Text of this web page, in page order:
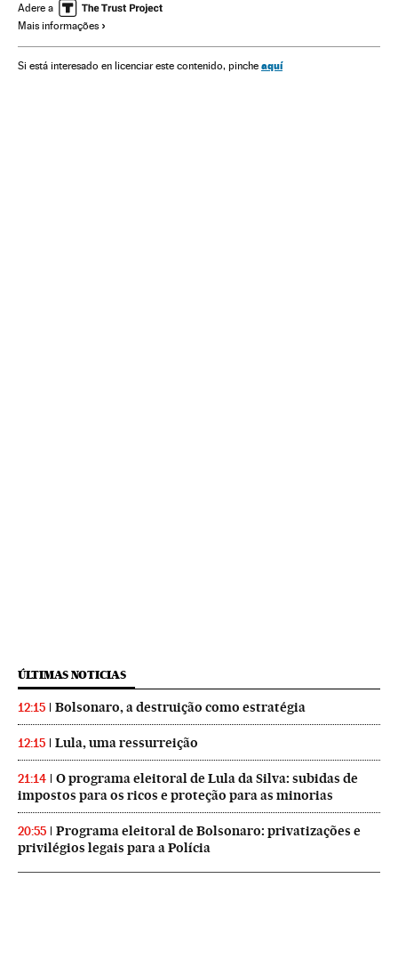
América do Norte Eleições
Adere a
Mais informações
Si está interesado en licenciar este contenido, pinche aquí
ÚLTIMAS NOTICIAS
12:15 Bolsonaro, a destruição como estratégia
12:15 Lula, uma ressurreição
21:14
O programa eleitoral de Lula da Silva: subidas de
impostos para os ricos e proteção para as minorias
20:55
Programa eleitoral de Bolsonaro: privatizações e
privilégios legais para a Polícia